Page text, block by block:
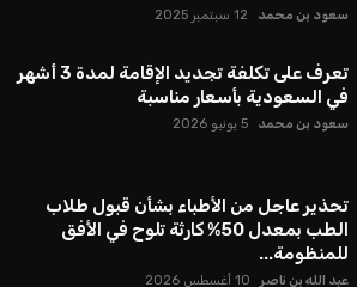
سعود بن محمد 12 سبتمبر 2025
تعرف على تكلفة تجديد الإقامة لمدة 3 أشهر
في السعودية بأسعار مناسبة
سعود بن محمد 5 يونيو 2026
تحذير عاجل من الأطباء بشأن قبول طلاب
الطب بمعدل 50% كارثة تلوح في الأفق
للمنظومة...
عبد الله بن ناصر 10 أغسطس 2026